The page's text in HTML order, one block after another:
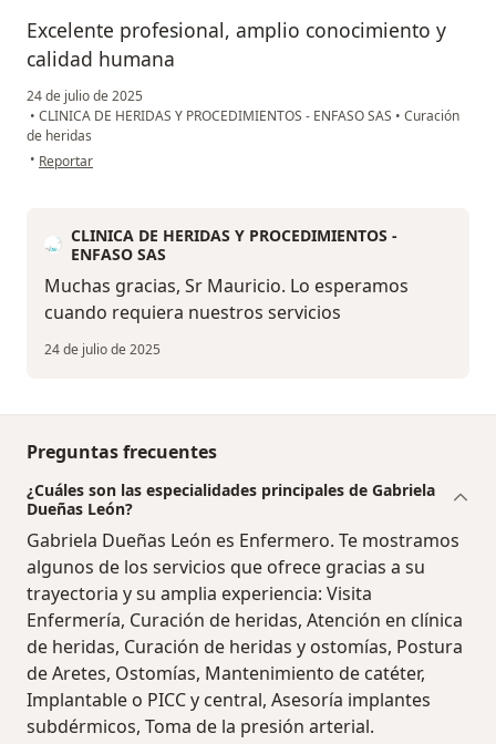
Excelente profesional, amplio conocimiento y
calidad humana
24 de julio de 2025
• CLINICA DE HERIDAS Y PROCEDIMIENTOS - ENFASO SAS • Curación
de heridas
• en opinión del usuario Mauricio Vargas
Reportar
CLINICA DE HERIDAS Y PROCEDIMIENTOS -
ENFASO SAS
Muchas gracias, Sr Mauricio. Lo esperamos
cuando requiera nuestros servicios
24 de julio de 2025
Preguntas frecuentes
¿Cuáles son las especialidades principales de Gabriela
Dueñas León?
Gabriela Dueñas León es Enfermero. Te mostramos
algunos de los servicios que ofrece gracias a su
trayectoria y su amplia experiencia: Visita
Enfermería, Curación de heridas, Atención en clínica
de heridas, Curación de heridas y ostomías, Postura
de Aretes, Ostomías, Mantenimiento de catéter,
Implantable o PICC y central, Asesoría implantes
subdérmicos, Toma de la presión arterial.